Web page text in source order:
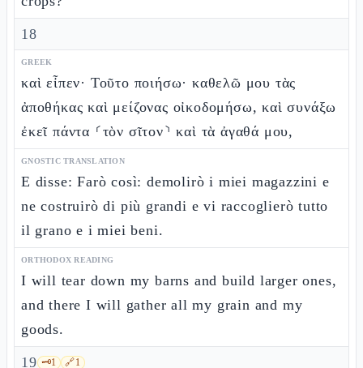
18
GREEK
καὶ εἶπεν· Τοῦτο ποιήσω· καθελῶ μου τὰς
ἀποθήκας καὶ μείζονας οἰκοδομήσω, καὶ συνάξω
ἐκεῖ πάντα ⸂τὸν σῖτον⸃ καὶ τὰ ἀγαθά μου,
GNOSTIC TRANSLATION
E disse: Farò così: demolirò i miei magazzini e
ne costruirò di più grandi e vi raccoglierò tutto
il grano e i miei beni.
ORTHODOX READING
I will tear down my barns and build larger ones,
and there I will gather all my grain and my
goods.
19 🗝️1 🔗1